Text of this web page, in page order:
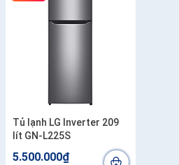
Tủ lạnh LG Inverter 209
lít GN-L225S
5.500.000₫